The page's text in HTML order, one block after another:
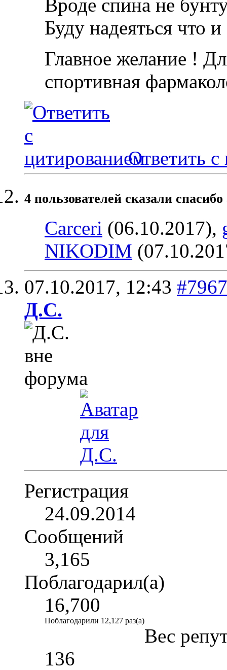
Вроде спина не
Буду надеяться что
Главное желание !
спортивная
Ответить с
4 пользователей сказали
Carceri (06.10.2017),
NIKODIM
07.10.2017, 12:43 #7967
Д.С.
Регистрация
24.09.2014
Сообщений
3,165
Поблагодарил(а)
16,700
Поблагодарили 12,127 раз(а)
Вес
136